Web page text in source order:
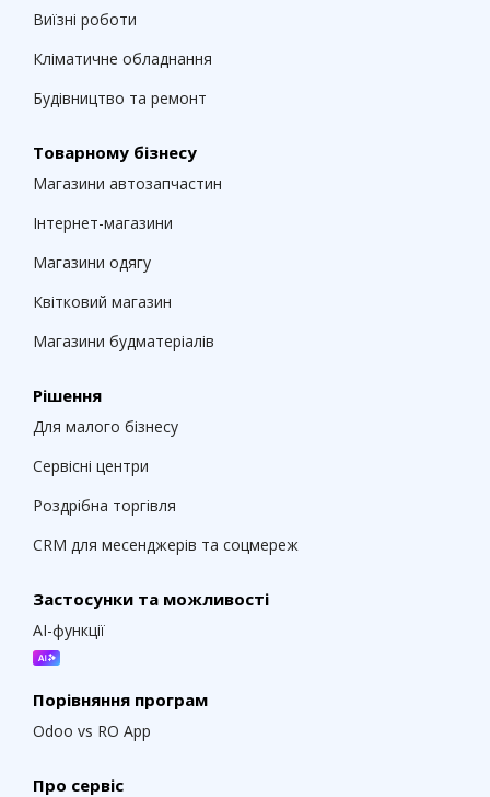
Виїзні роботи
Кліматичне обладнання
Будівництво та ремонт
Товарному бізнесу
Магазини автозапчастин
Інтернет-магазини
Магазини одягу
Квітковий магазин
Магазини будматеріалів
Рішення
Для малого бізнесу
Сервісні центри
Роздрібна торгівля
CRM для месенджерів та соцмереж
Застосунки та можливості
AI-функції
Порівняння програм
Odoo vs RO App
Про сервіс